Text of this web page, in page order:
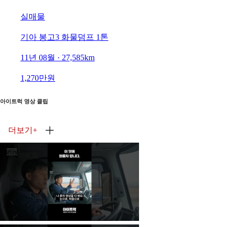
실매물
기아 봉고3 화물덤프 1톤
11년 08월 · 27,585km
1,270만원
아이트럭 영상 클립
더보기 +